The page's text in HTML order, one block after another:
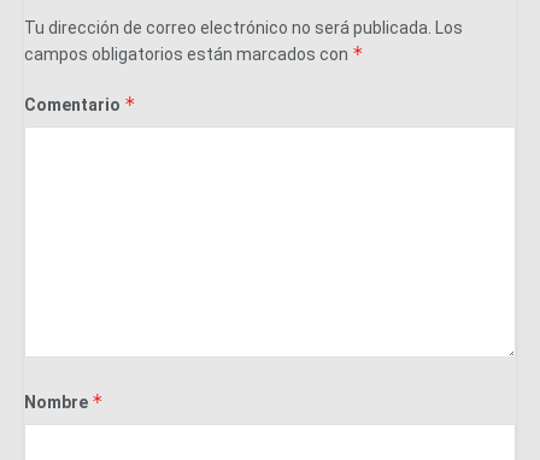
Tu dirección de correo electrónico no será publicada.
Los
campos obligatorios están marcados con *
Comentario *
Nombre *